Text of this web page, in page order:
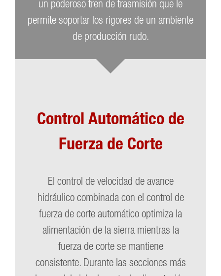
un poderoso tren de trasmisión que le
permite soportar los rigores de un ambiente
de producción rudo.
Control Automático de
Fuerza de Corte
El control de velocidad de avance
hidráulico combinada con el control de
fuerza de corte automático optimiza la
alimentación de la sierra mientras la
fuerza de corte se mantiene
consistente. Durante las secciones más